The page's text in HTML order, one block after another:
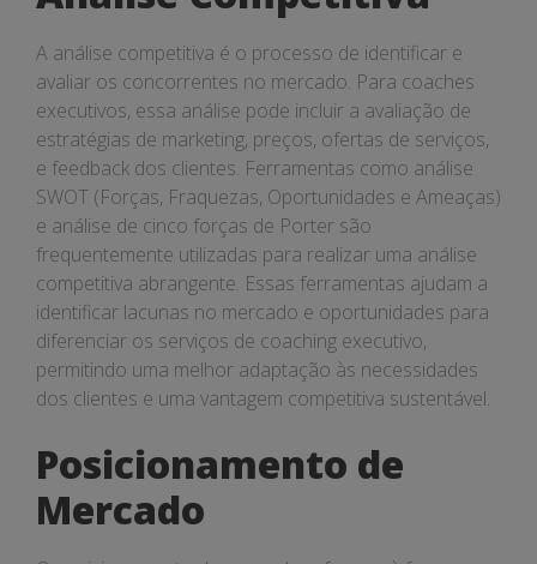
A análise competitiva é o processo de identificar e
avaliar os concorrentes no mercado. Para coaches
executivos, essa análise pode incluir a avaliação de
estratégias de marketing, preços, ofertas de serviços,
e feedback dos clientes. Ferramentas como análise
SWOT (Forças, Fraquezas, Oportunidades e Ameaças)
e análise de cinco forças de Porter são
frequentemente utilizadas para realizar uma análise
competitiva abrangente. Essas ferramentas ajudam a
identificar lacunas no mercado e oportunidades para
diferenciar os serviços de coaching executivo,
permitindo uma melhor adaptação às necessidades
dos clientes e uma vantagem competitiva sustentável.
Posicionamento de
Mercado